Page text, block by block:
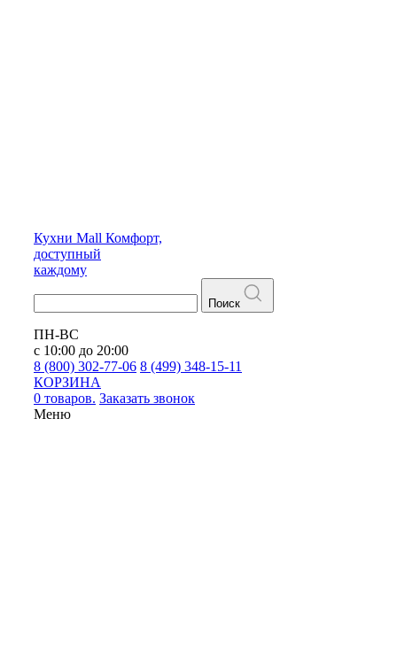
Кухни Mall Комфорт,
доступный
каждому
Поиск
ПН-ВС
с 10:00 до 20:00
8 (800) 302-77-06 8 (499) 348-15-11
КОРЗИНА
0 товаров. Заказать звонок
Меню